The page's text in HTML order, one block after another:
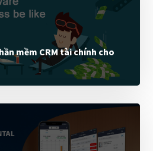
mềm CRM tài chính cho